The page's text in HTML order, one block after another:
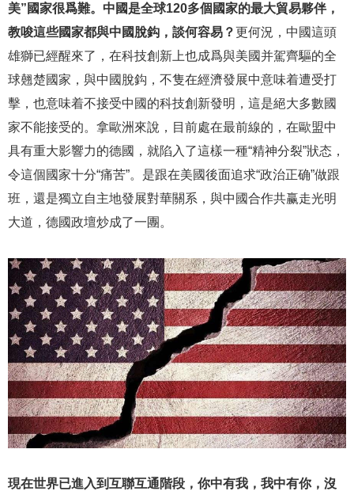
美”國家很爲難。中國是全球120多個國家的最大貿易夥伴，
教唆這些國家都與中國脫鈎，談何容易？更何況，中國這頭
雄獅已經醒來了，在科技創新上也成爲與美國并駕齊驅的全
球翹楚國家，與中國脫鈎，不隻在經濟發展中意味着遭受打
擊，也意味着不接受中國的科技創新發明，這是絕大多數國
家不能接受的。拿歐洲來說，目前處在最前線的，在歐盟中
具有重大影響力的德國，就陷入了這樣一種“精神分裂”狀态，
令這個國家十分“痛苦”。是跟在美國後面追求“政治正确”做跟
班，還是獨立自主地發展對華關系，與中國合作共赢走光明
大道，德國政壇炒成了一團。
現在世界已進入到互聯互通階段，你中有我，我中有你，沒